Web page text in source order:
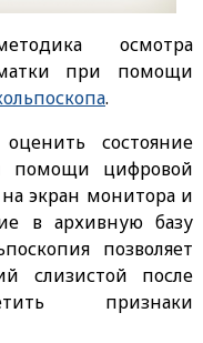
осмотра
при помощи
.
состояние
помощи цифровой
экран монитора и
в архивную базу
позволяет
слизистой после
признаки